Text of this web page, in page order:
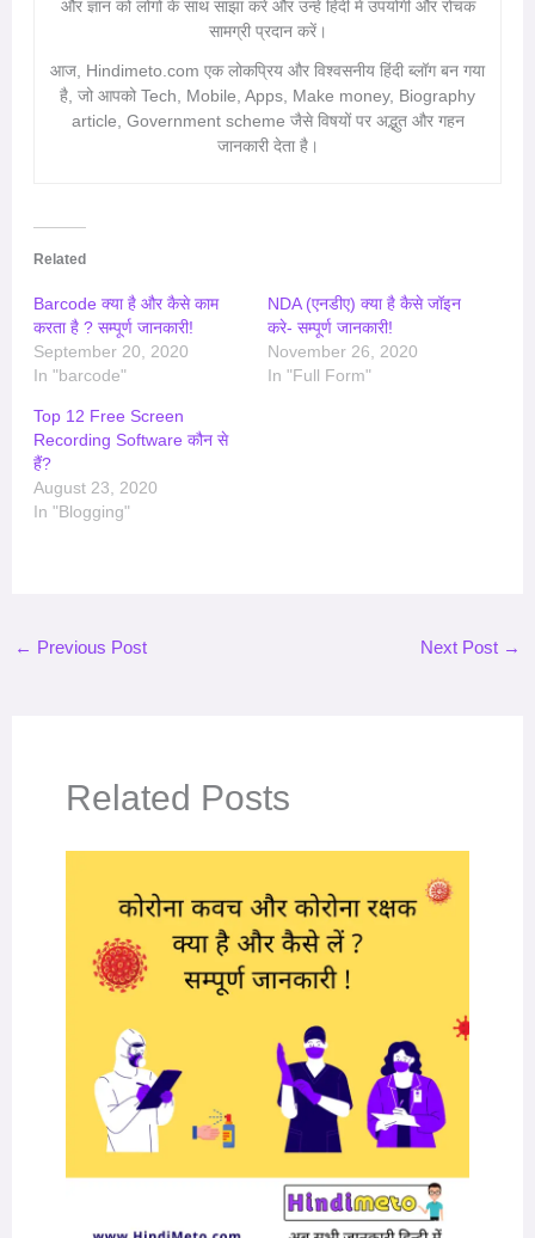
और ज्ञान को लोगों के साथ साझा करें और उन्हें हिंदी में उपयोगी और रोचक
सामग्री प्रदान करें।
आज, Hindimeto.com एक लोकप्रिय और विश्वसनीय हिंदी ब्लॉग बन गया
है, जो आपको Tech, Mobile, Apps, Make money, Biography
article, Government scheme जैसे विषयों पर अद्भुत और गहन
जानकारी देता है।
Related
Barcode क्या है और कैसे काम
करता है ? सम्पूर्ण जानकारी!
September 20, 2020
In "barcode"
NDA (एनडीए) क्या है कैसे जॉइन
करे- सम्पूर्ण जानकारी!
November 26, 2020
In "Full Form"
Top 12 Free Screen
Recording Software कौन से
हैं?
August 23, 2020
In "Blogging"
← Previous Post Next Post →
Related Posts